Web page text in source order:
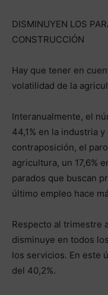
DISMINUYEN LOS
CONSTRUCCIÓN
Hay que tener en
volatilidad de la
Interanualmente, el
44,1% en la industria
contraposición, el
agricultura, un 17,6%
parados que buscan
último empleo hace
Respecto al trimestre
disminuye en todos
los servicios. En este
del 40,2%.